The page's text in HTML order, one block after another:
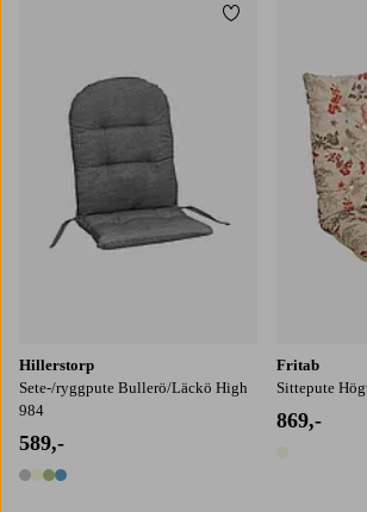
Hillerstorp
Sete-/ryggpute Bullerö/Läckö High
984
589,-
4 farger
Legg til favoritter
Fritab
Sittepute
869,-